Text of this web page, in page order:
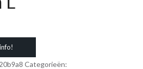
Categorieën: